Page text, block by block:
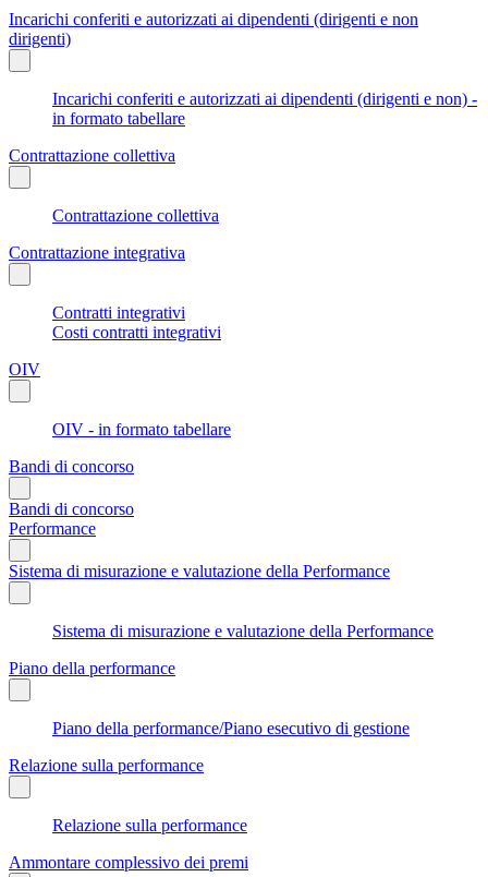
Incarichi conferiti e autorizzati ai dipendenti (dirigenti e non
dirigenti)
Incarichi conferiti e autorizzati ai dipendenti (dirigenti e non) -
in formato tabellare
Contrattazione collettiva
Contrattazione collettiva
Contrattazione integrativa
Contratti integrativi
Costi contratti integrativi
OIV
OIV - in formato tabellare
Bandi di concorso
Bandi di concorso
Performance
Sistema di misurazione e valutazione della Performance
Sistema di misurazione e valutazione della Performance
Piano della performance
Piano della performance/Piano esecutivo di gestione
Relazione sulla performance
Relazione sulla performance
Ammontare complessivo dei premi